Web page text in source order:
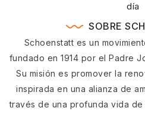
día
SOBRE
Schoenstatt es un
fundado en 1914 por el Padre
Su misión es promover la
inspirada en una alianza de
través de una profunda vida